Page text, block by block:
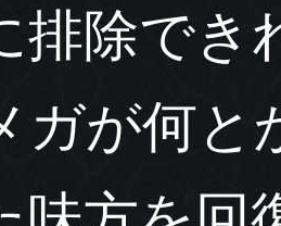
排除でき
ガが何と